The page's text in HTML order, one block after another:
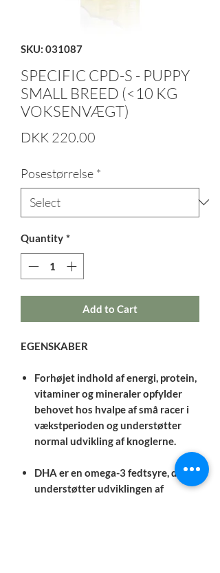
SKU: 031087
SPECIFIC CPD-S - PUPPY
SMALL BREED (<10 KG
VOKSENVÆGT)
DKK 220.00
Posestørrelse *
Quantity *
Add to Cart
EGENSKABER
Forhøjet indhold af energi, protein,
vitaminer og mineraler opfylder
behovet hos hvalpe af små racer i
vækstperioden og understøtter
normal udvikling af knoglerne.
DHA er en omega-3 fedtsyre, der
understøtter udviklingen af